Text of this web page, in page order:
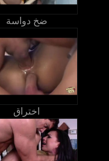
ضخ دواسة
اختراق